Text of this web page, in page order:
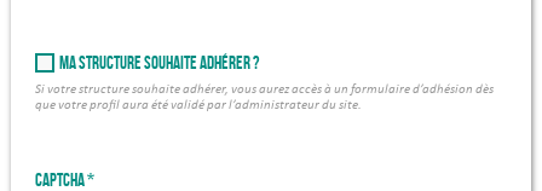
Ma structure souhaite adhérer ?
Si votre structure souhaite adhérer, vous aurez accès à un formulaire d’adhésion dès
que votre profil aura été validé par l’administrateur du site.
Captcha